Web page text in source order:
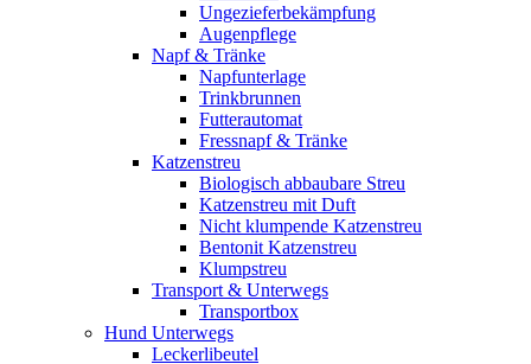
Ungezieferbekämpfung
Augenpflege
Napf & Tränke
Napfunterlage
Trinkbrunnen
Futterautomat
Fressnapf & Tränke
Katzenstreu
Biologisch abbaubare Streu
Katzenstreu mit Duft
Nicht klumpende Katzenstreu
Bentonit Katzenstreu
Klumpstreu
Transport & Unterwegs
Transportbox
Hund Unterwegs
Leckerlibeutel